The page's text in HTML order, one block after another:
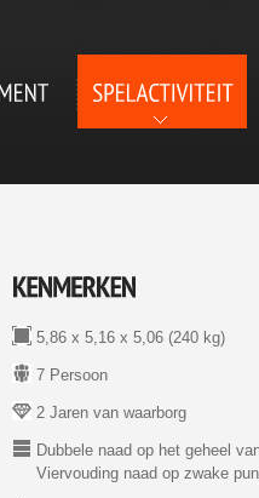
5,86 x 5,16 x 5,06 (240 kg)
7 Persoon
2 Jaren van waarborg
Dubbele naad op het geheel
Viervouding naad op zwake